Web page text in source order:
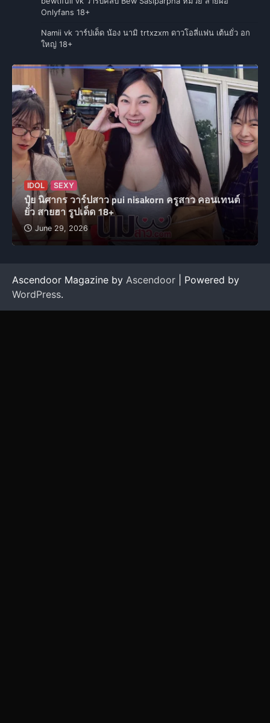
Onlyfans 18+
Namii vk วาร์ปเด็ด น้อง นามิ trtxzxm ดาวโอลี่แฟน เต้นยั่ว อก
ใหญ่ 18+
IDOL SEXY
ปุ๋ย นิศากร วาร์ปสาว pui nisakorn ครูสาว คอนเทนต์
ยั่ว สายฮา รูปเด็ด 18+
June 29, 2026
Ascendoor Magazine by Ascendoor | Powered by
WordPress.